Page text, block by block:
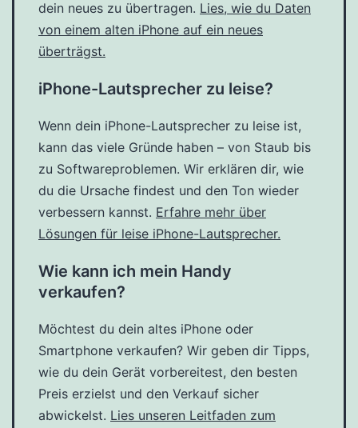
dein neues zu übertragen. Lies, wie du Daten
von einem alten iPhone auf ein neues
überträgst.
iPhone-Lautsprecher zu leise?
Wenn dein iPhone-Lautsprecher zu leise ist,
kann das viele Gründe haben – von Staub bis
zu Softwareproblemen. Wir erklären dir, wie
du die Ursache findest und den Ton wieder
verbessern kannst. Erfahre mehr über
Lösungen für leise iPhone-Lautsprecher.
Wie kann ich mein Handy
verkaufen?
Möchtest du dein altes iPhone oder
Smartphone verkaufen? Wir geben dir Tipps,
wie du dein Gerät vorbereitest, den besten
Preis erzielst und den Verkauf sicher
abwickelst. Lies unseren Leitfaden zum